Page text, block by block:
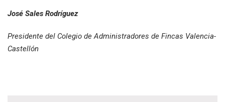
José Sales Rodríguez
Presidente del Colegio de Administradores de Fincas Valencia-
Castellón